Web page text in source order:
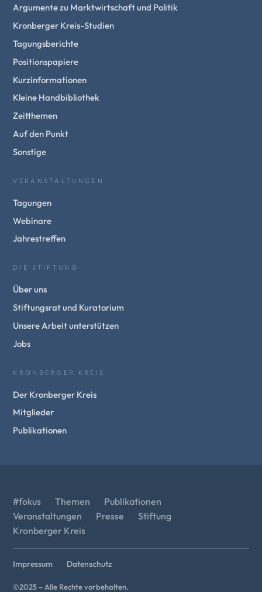
Argumente zu Marktwirtschaft und Politik
Kronberger Kreis-Studien
Tagungsberichte
Positionspapiere
Kurzinformationen
Kleine Handbibliothek
Zeitthemen
Auf den Punkt
Sonstige
VERANSTALTUNGEN
Tagungen
Webinare
Jahrestreffen
DIE STIFTUNG
Über uns
Stiftungsrat und Kuratorium
Unsere Arbeit unterstützen
Jobs
KRONBERGER KREIS
Der Kronberger Kreis
Mitglieder
Publikationen
#fokus Themen
Publikationen
Veranstaltungen
Presse
Stiftung
Kronberger Kreis
Impressum Datenschutz
©2025 – Alle Rechte vorbehalten.